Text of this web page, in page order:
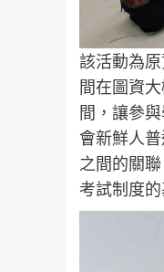
該活動為
間在圖資
間，讓參
會新鮮人
之間的關
考試制度